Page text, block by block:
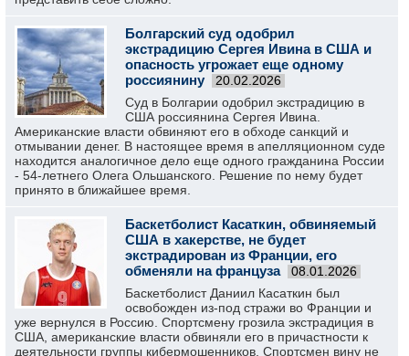
Болгарский суд одобрил
экстрадицию Сергея Ивина в США и
опасность угрожает еще одному
россиянину
20.02.2026
Суд в Болгарии одобрил экстрадицию в
США россиянина Сергея Ивина.
Американские власти обвиняют его в обходе санкций и
отмывании денег. В настоящее время в апелляционном суде
находится аналогичное дело еще одного гражданина России
- 54-летнего Олега Ольшанского. Решение по нему будет
принято в ближайшее время.
Баскетболист Касаткин, обвиняемый
США в хакерстве, не будет
экстрадирован из Франции, его
обменяли на француза
08.01.2026
Баскетболист Даниил Касаткин был
освобожден из-под стражи во Франции и
уже вернулся в Россию. Спортсмену грозила экстрадиция в
США, американские власти обвиняли его в причастности к
деятельности группы кибермошенников. Спортсмен вину не